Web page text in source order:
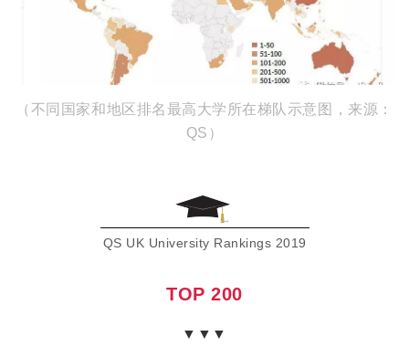
（不同国家和地区排名最高大学所在梯队示意图，来源：
QS）
QS UK University Rankings 2019
TOP 200
▼▼▼